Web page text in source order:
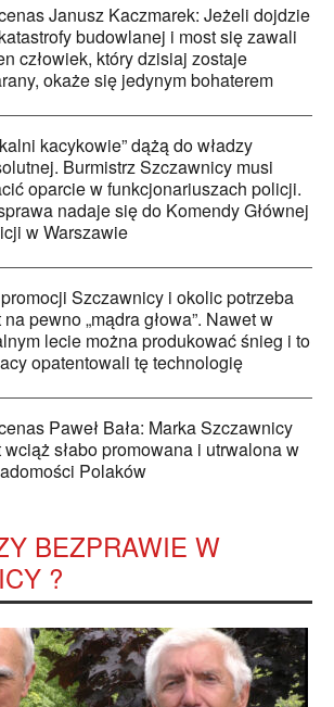
Janusz Kaczmarek: Jeżeli dojdzie
budowlanej i most się zawali
człowiek, który dzisiaj zostaje
okaże się jedynym bohaterem
kacykowie” dążą do władzy
Burmistrz Szczawnicy musi
oparcie w funkcjonariuszach policji.
nadaje się do Komendy Głównej
w Warszawie
Szczawnicy i okolic potrzeba
na pewno „mądra głowa”. Nawet w
lecie można produkować śnieg i to
opatentowali tę technologię
Paweł Bała: Marka Szczawnicy
wciąż słabo promowana i utrwalona w
Polaków
BEZPRAWIE W
?